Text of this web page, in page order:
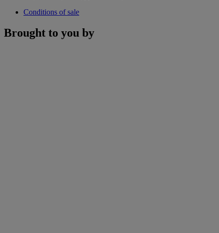
Conditions of sale
Brought to you by